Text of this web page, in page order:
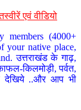
एवं वीडियो
members (4000+
your native place,
उत्तराखंड के गाढ़,
किलमोड़ी, पर्वत,
देखिये ..और आप भी